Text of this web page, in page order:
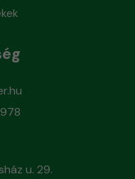
u. 29.